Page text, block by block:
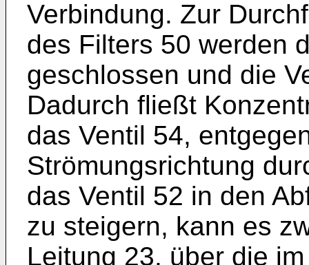
Verbindung. Zur
des Filters 50 werden
geschlossen und die
Dadurch fließt
das Ventil 54,
Strömungsrichtung
das Ventil 52 in den
zu steigern, kann es
Leitung 23, über die